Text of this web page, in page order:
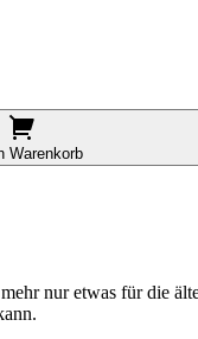
Warenkorb
nur etwas für die